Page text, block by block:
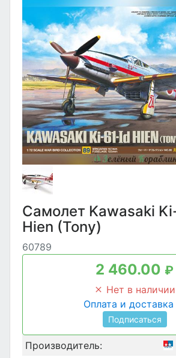
Самолет Kawasaki
Hien (Tony)
60789
2 460.00 ₽
Нет в наличии
Оплата и доставка
Подписаться
Производитель: